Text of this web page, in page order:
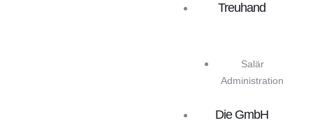
Treuhand
Salär
Administration
Die GmbH